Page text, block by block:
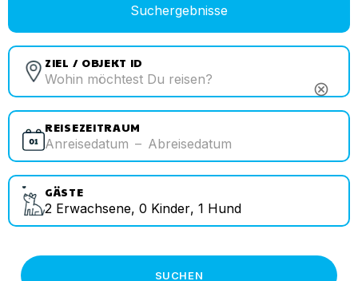
Suchergebnisse
ZIEL / OBJEKT ID
cancel
REISEZEITRAUM
Anreisedatum – Abreisedatum
GÄSTE
2 Erwachsene, 0 Kinder, 1 Hund
SUCHEN